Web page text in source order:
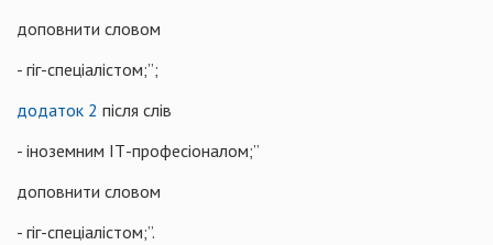
доповнити словом
- гіг-спеціалістом;”;
додаток 2 після слів
- іноземним ІТ-професіоналом;”
доповнити словом
- гіг-спеціалістом;”.